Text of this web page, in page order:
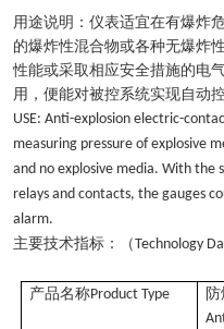
用途说明：仪表适宜在有爆炸
的爆炸性混合物或各种无爆炸
性能或采取相应安全措施的电
用，便能对被控系统实现自动
USE: Anti-explosion electric-
measuring pressure of explosive
and no explosive media. With the
relays and contacts, the gauges
alarm.
主要技术指标：（Technology
产品名称Product Type